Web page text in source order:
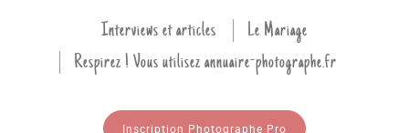
Interviews et articles
Le Mariage
Respirez ! Vous utilisez annuaire-photographe.fr
Inscription Photographe Pro